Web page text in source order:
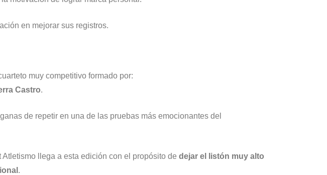
en mejorar sus registros.
muy competitivo formado por:
Castro.
de repetir en una de las pruebas más emocionantes del
llega a esta edición con el propósito de dejar el listón muy alto
.